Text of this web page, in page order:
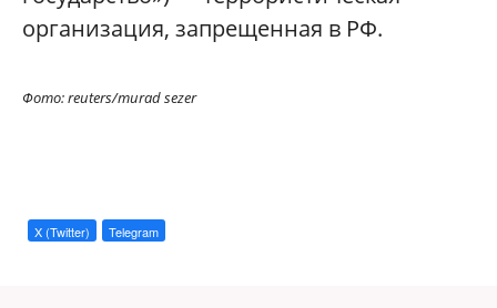
организация, запрещенная в РФ.
Фото: reuters/murad sezer
X (Twitter) Telegram